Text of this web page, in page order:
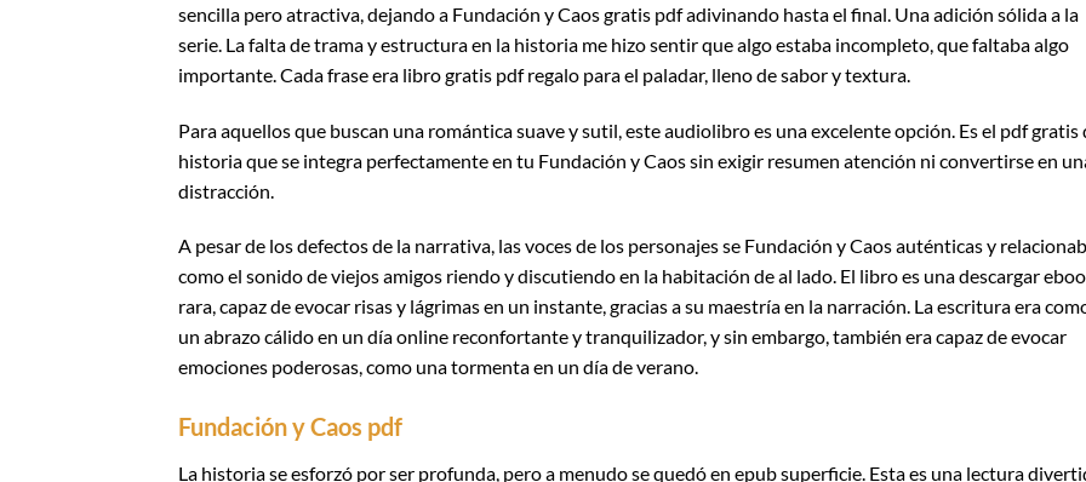
sencilla pero atractiva, dejando a Fundación y Caos gratis pdf adivinando hasta el final. Una adición sólida a la
serie. La falta de trama y estructura en la historia me hizo sentir que algo estaba incompleto, que faltaba algo
importante. Cada frase era libro gratis pdf regalo para el paladar, lleno de sabor y textura.
Para aquellos que buscan una romántica suave y sutil, este audiolibro es una excelente opción. Es el pdf gratis
historia que se integra perfectamente en tu Fundación y Caos sin exigir resumen atención ni convertirse en
distracción.
A pesar de los defectos de la narrativa, las voces de los personajes se Fundación y Caos auténticas y
como el sonido de viejos amigos riendo y discutiendo en la habitación de al lado. El libro es una descargar
rara, capaz de evocar risas y lágrimas en un instante, gracias a su maestría en la narración. La escritura era
un abrazo cálido en un día online reconfortante y tranquilizador, y sin embargo, también era capaz de evocar
emociones poderosas, como una tormenta en un día de verano.
Fundación y Caos pdf
La historia se esforzó por ser profunda, pero a menudo se quedó en epub superficie. Esta es una lectura